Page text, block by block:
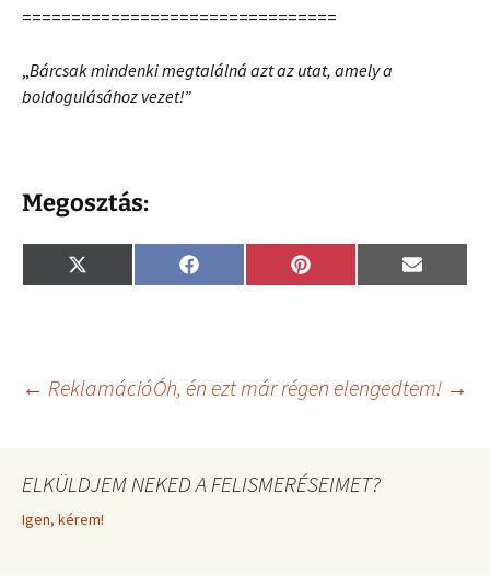
================================
„Bárcsak mindenki megtalálná azt az utat, amely a
boldogulásához vezet!”
Megosztás:
Share
on
X
(
e
Share
on
F
a
k
Share
on
P
i
s
Share
on
E
m
Bejegyzés
navigáció
← ReklamációÓh, én ezt már régen elengedtem! →
ELKÜLDJEM NEKED A FELISMERÉSEIMET?
Igen, kérem!